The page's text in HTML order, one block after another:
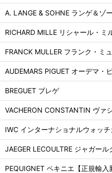
A. LANGE & SOHNE ランゲ＆ゾ
RICHARD MILLE リシャール・ミ
FRANCK MULLER フランク・ミ
AUDEMARS PIGUET オーデマ・
BREGUET ブレゲ
VACHERON CONSTANTIN ヴァ
IWC インターナショナルウォッ
JAEGER LECOULTRE ジャガール
PEQUIGNET ペキニエ【正規輸入